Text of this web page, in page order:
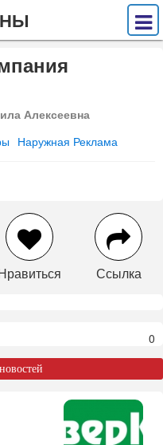
Алексеевна
Наружная Реклама
Ссылка
0